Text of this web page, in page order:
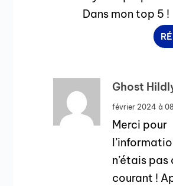
Dans mon top 5 !
Ghost
février 2024 à
Merci pour
n’étais pas
courant !